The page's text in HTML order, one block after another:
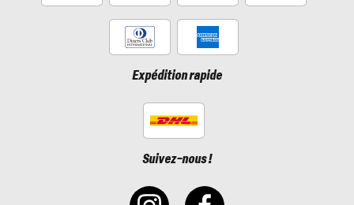
Expédition rapide
Suivez-nous !